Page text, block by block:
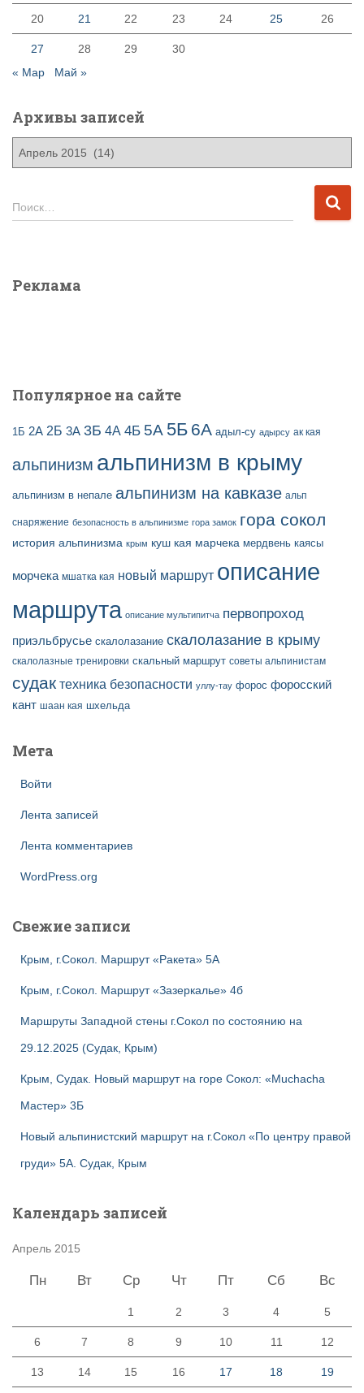
20 21 22 23 24 25 26
27 28 29
30
« Мар
Май »
Архивы записей
в
п
Н
а
:
Поиск…
Реклама
Популярное на сайте
1Б 2А 2Б 3А 3Б 4А 4Б 5А 5Б 6А адыл-су адырсу ак кая
альпинизм альпинизм в крыму
альпинизм в непале альпинизм на кавказе альп
снаряжение безопасность в альпинизме гора замок гора сокол
история альпинизма крым куш кая марчека мердвень каясы
морчека мшатка кая новый маршрут описание
маршрута описание мультипитча первопроход
приэльбрусье скалолазание скалолазание в крыму
скалолазные тренировки скальный маршрут советы альпинистам
судак техника безопасности уллу-тау форос форосский
кант шаан кая шхельда
Мета
Войти
Лента записей
Лента комментариев
WordPress.org
Свежие записи
Крым, г.Сокол. Маршрут «Ракета» 5А
Крым, г.Сокол. Маршрут «Зазеркалье» 4б
Маршруты Западной стены г.Сокол по состоянию на
29.12.2025 (Судак, Крым)
Крым, Судак. Новый маршрут на горе Сокол: «Muchacha
Мастер» 3Б
Новый альпинистский маршрут на г.Сокол «По центру правой
груди» 5А. Судак, Крым
Календарь записей
Апрель 2015
Пн Вт Ср Чт Пт Сб Вс
1 2 3 4 5
6 7 8 9 10 11 12
13 14 15 16 17 18 19